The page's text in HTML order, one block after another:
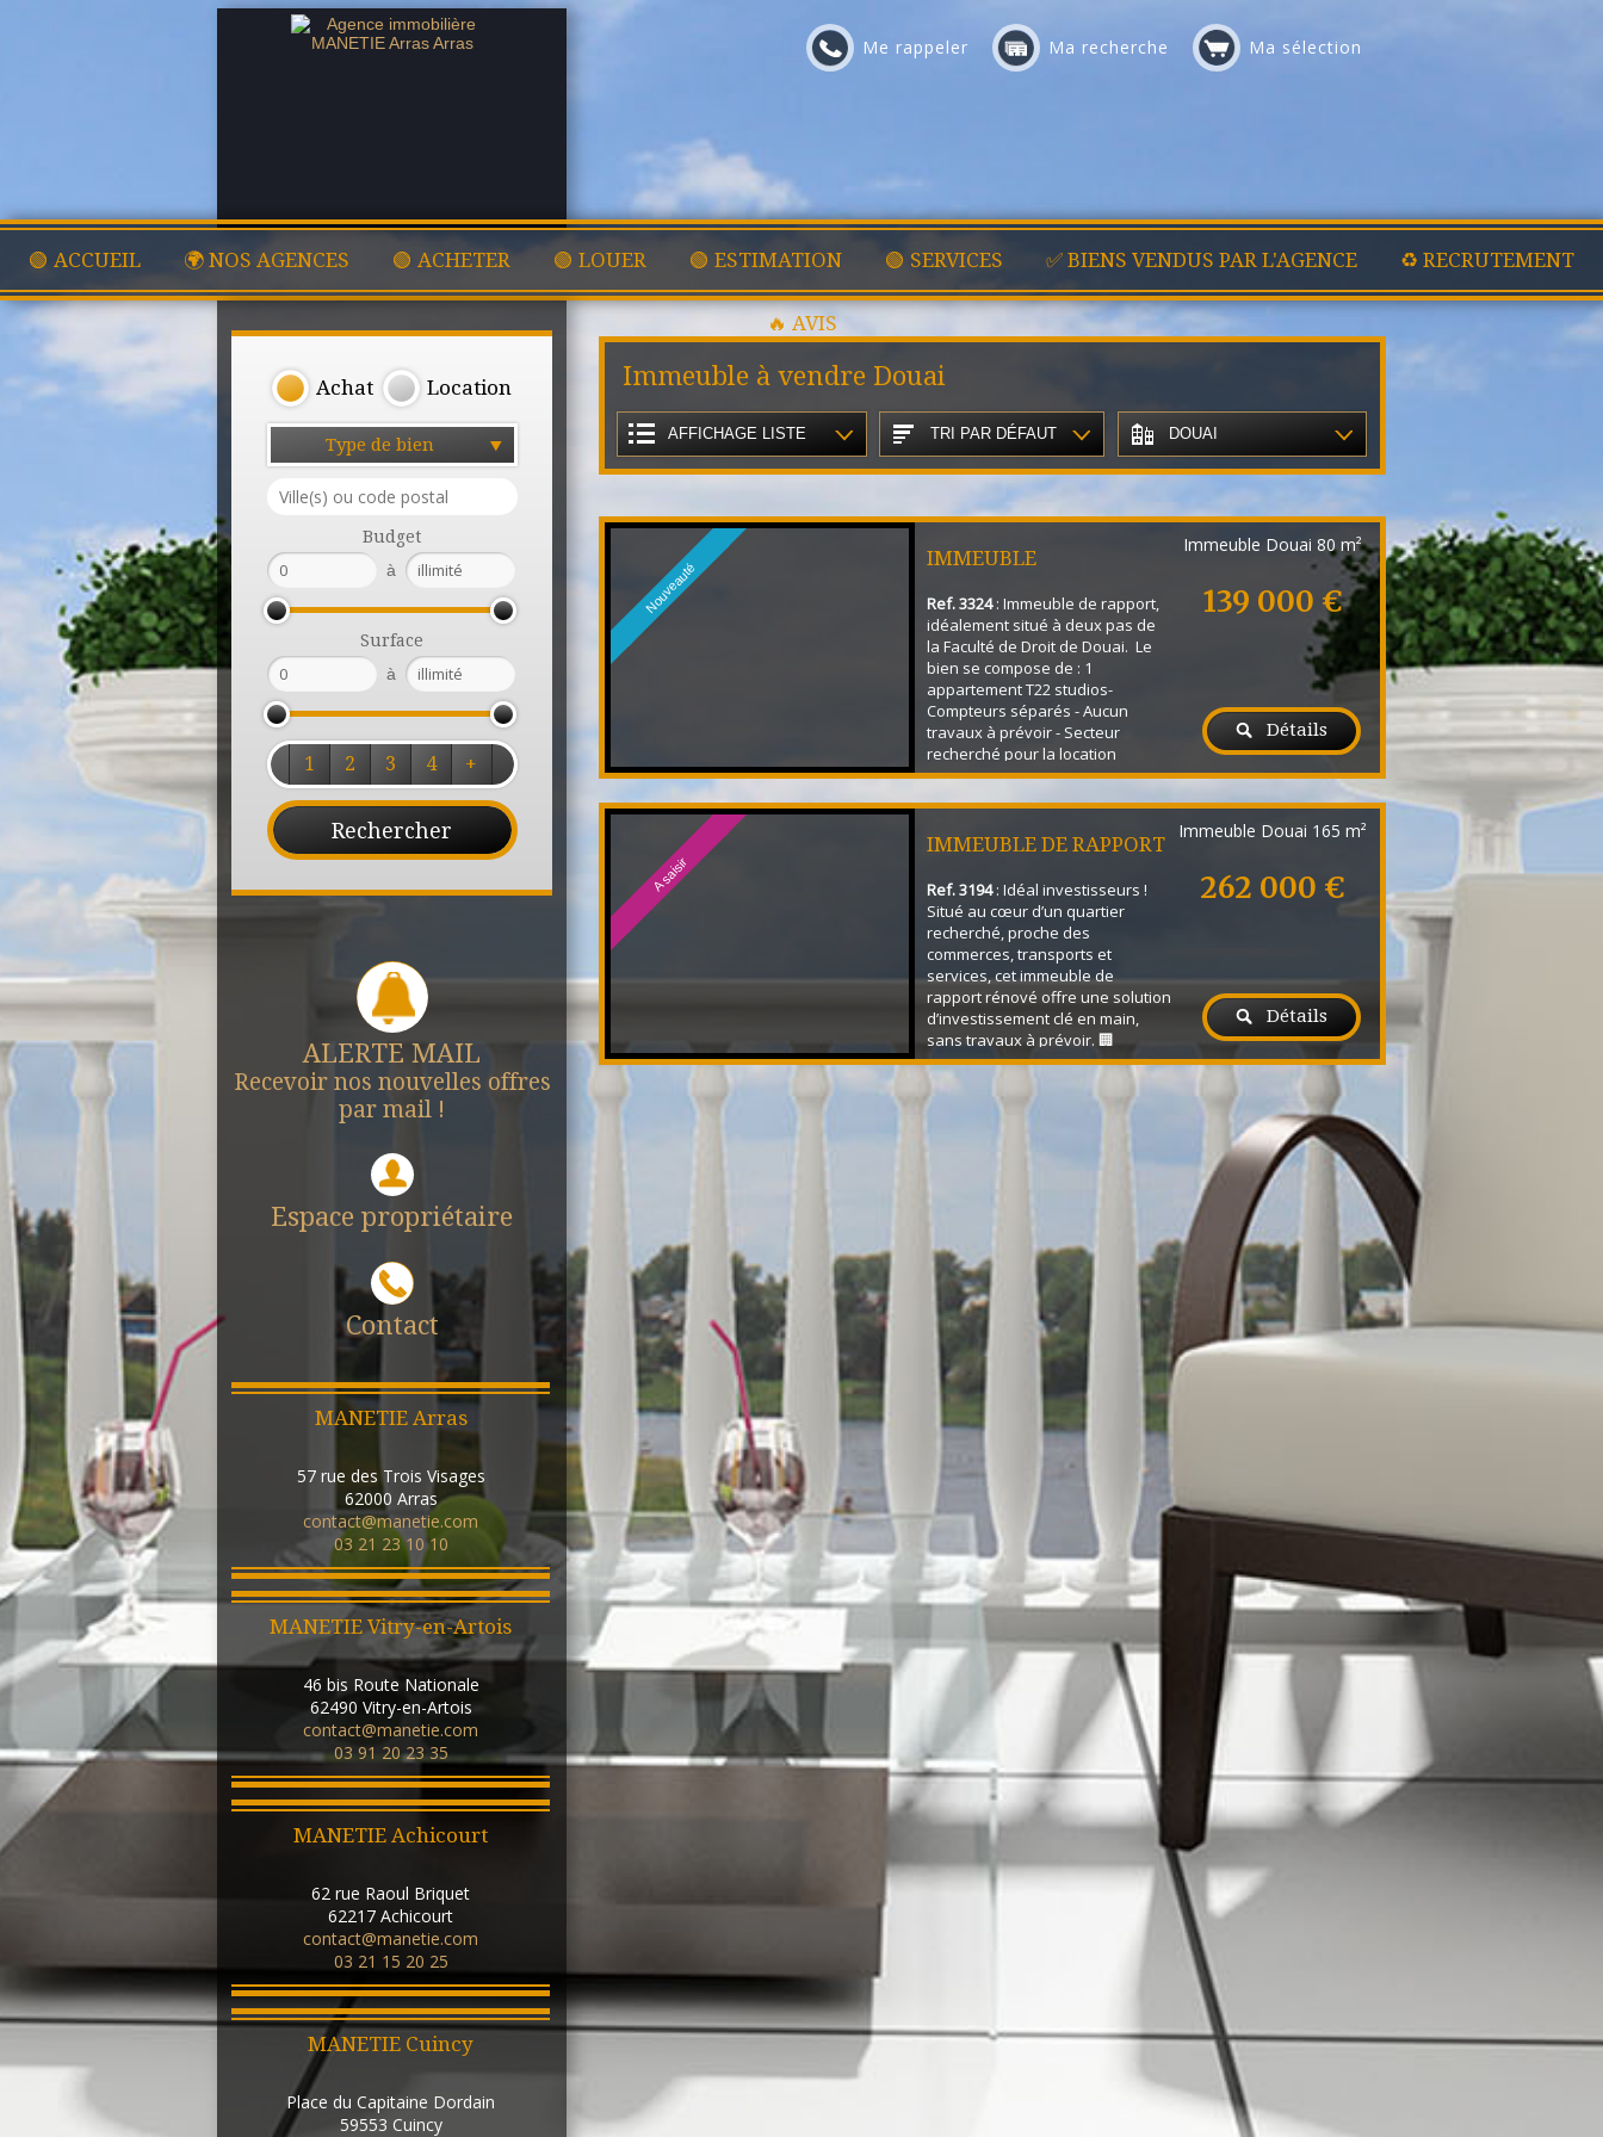
Me rappeler Ma recherche Ma sélection
🟢 ACCUEIL 🌍 NOS AGENCES 🟢 ACHETER 🟢 LOUER 🟢 ESTIMATION 🟢 SERVICES ✅ BIENS VENDUS PAR L'AGENCE ♻️ RECRUTEMENT
🔥 AVIS
Achat Location
Type de bien
Budget
à
Surface
à
1 2 3 4 +
ALERTE MAIL
Recevoir nos nouvelles offres
par mail !
Espace propriétaire
Contact
MANETIE Arras
57 rue des Trois Visages
62000 Arras
contact@manetie.com
03 21 23 10 10
MANETIE Vitry-en-Artois
46 bis Route Nationale
62490 Vitry-en-Artois
contact@manetie.com
03 91 20 23 35
MANETIE Achicourt
62 rue Raoul Briquet
62217 Achicourt
contact@manetie.com
03 21 15 20 25
MANETIE Cuincy
Place du Capitaine Dordain
59553 Cuincy
Immeuble à vendre Douai
AFFICHAGE LISTE TRI PAR DÉFAUT DOUAI
Nouveauté
IMMEUBLE
Ref. 3324: Immeuble de rapport,
idéalement situé à deux pas de
la Faculté de Droit de Douai. Le
bien se compose de : 1
appartement T22 studios-
Compteurs séparés - Aucun
travaux à prévoir - Secteur
recherché pour la location
étudiante - Bonne rentabilité
rapport locatif : 11.800 € / an
des commerces, ...
Immeuble Douai 80 m²
139 000 €
Détails
A saisir
IMMEUBLE DE RAPPORT
Ref. 3194: Idéal investisseurs !
Situé au cœur d’un quartier
recherché, proche des
commerces, transports et
services, cet immeuble de
rapport rénové offre une solution
d’investissement clé en main,
sans travaux à prévoir. 🏢
Caractéristiques de l’immeuble :
Immeuble en bon état (toiture,
façade, électricité, plomberie,
Immeuble Douai 165 m²
262 000 €
Détails